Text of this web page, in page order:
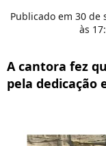
Publicado em 30 de
às
A cantora fez
pela dedicação